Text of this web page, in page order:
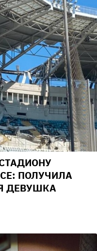
ПОЛУЧИЛА
ДЕВУШКА